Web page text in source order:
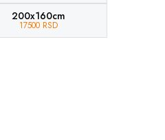
200x160cm
17500 RSD